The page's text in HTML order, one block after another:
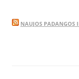
NAUJOS PADANGOS